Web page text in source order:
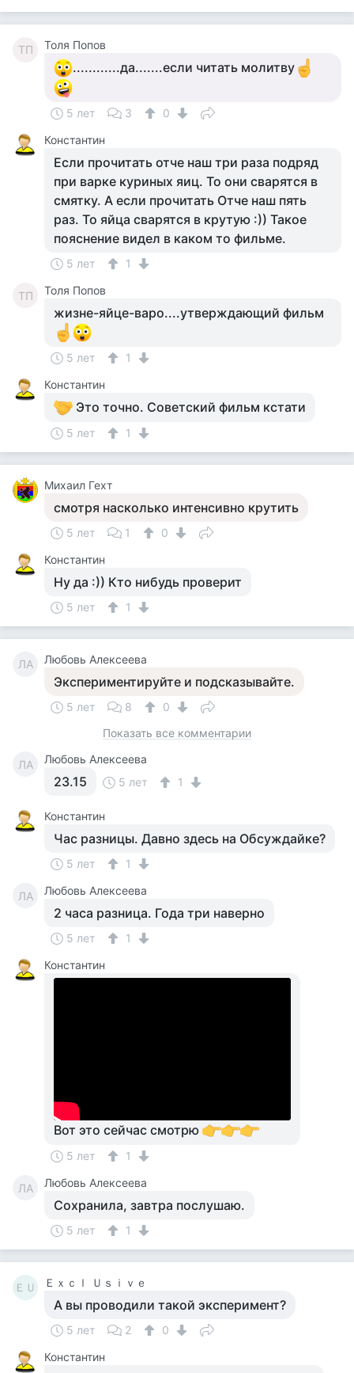
ТП Толя Попов
............да.......если читать молитву
5 лет 3
0
Константин
Если прочитать отче наш три раза подряд
при варке куриных яиц. То они сварятся в
смятку. А если прочитать Отче наш пять
раз. То яйца сварятся в крутую :)) Такое
пояснение видел в каком то фильме.
5 лет 1
ТП Толя Попов
жизне-яйце-варо....утверждающий фильм
5 лет
1
Константин
Это точно. Советский фильм кстати
5 лет 1
Михаил Гехт
смотря насколько интенсивно крутить
5 лет 1
0
Константин
Ну да :)) Кто нибудь проверит
5 лет 1
ЛА Любовь Алексеева
Экспериментируйте и подсказывайте.
5 лет 8
0
Показать все комментарии
ЛА Любовь Алексеева
23.15 5 лет 1
Константин
Час разницы. Давно здесь на Обсуждайке?
5 лет 1
ЛА Любовь Алексеева
2 часа разница. Года три наверно
5 лет
1
Константин
Вот это сейчас смотрю
5 лет 1
ЛА Любовь Алексеева
Сохранила, завтра послушаю.
5 лет 1
ＥＵ Ｅｘｃｌ Ｕｓｉｖｅ
А вы проводили такой эксперимент?
5 лет 2
0
Константин